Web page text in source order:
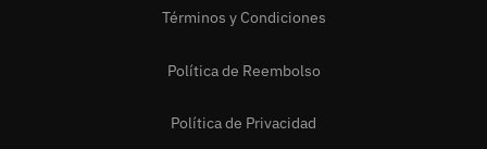
Términos y Condiciones
Política de Reembolso
Política de Privacidad